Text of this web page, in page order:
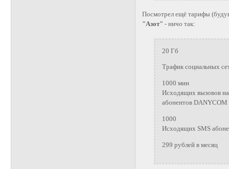
Посмотрел ещё тарифы
"Азот" - ничо так:
20 Гб
Трафик социальных
1000 мин
Исходящих вызовов
абонентов DANYCOM
1000
Исходящих SMS
299 рублей в месяц